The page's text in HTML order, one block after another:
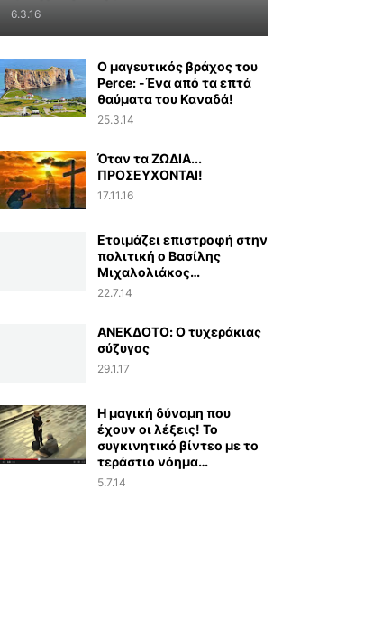
6.3.16
Ο μαγευτικός βράχος του
Perce: -Ένα από τα επτά
θαύματα του Καναδά!
25.3.14
Όταν τα ΖΩΔΙΑ...
ΠΡΟΣΕΥΧΟΝΤΑΙ!
17.11.16
Ετοιμάζει επιστροφή στην
πολιτική ο Βασίλης
Μιχαλολιάκος…
22.7.14
ΑΝΕΚΔΟΤΟ: Ο τυχεράκιας
σύζυγος
29.1.17
Η μαγική δύναμη που
έχουν οι λέξεις! Το
συγκινητικό βίντεο με το
τεράστιο νόημα…
5.7.14